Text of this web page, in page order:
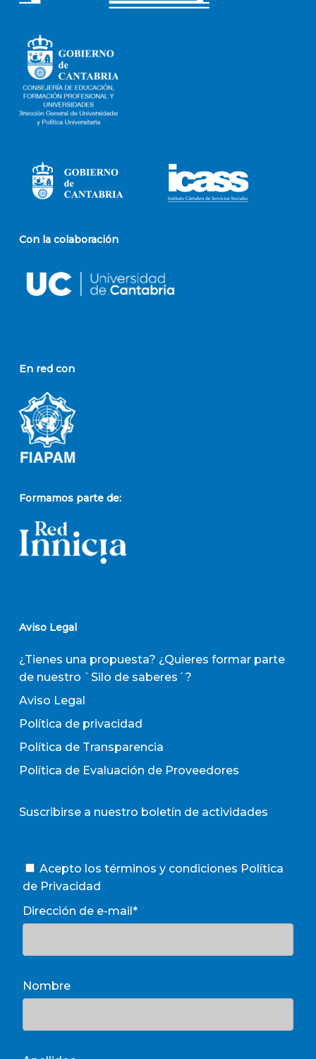
Con la colaboración
En red con
Formamos parte de:
Aviso Legal
¿Tienes una propuesta? ¿Quieres formar parte
de nuestro `Silo de saberes´?
Aviso Legal
Política de privacidad
Política de Transparencia
Política de Evaluación de Proveedores
Suscribirse a nuestro boletín de actividades
Acepto los términos y condiciones Política
de Privacidad
Dirección de e-mail*
Nombre